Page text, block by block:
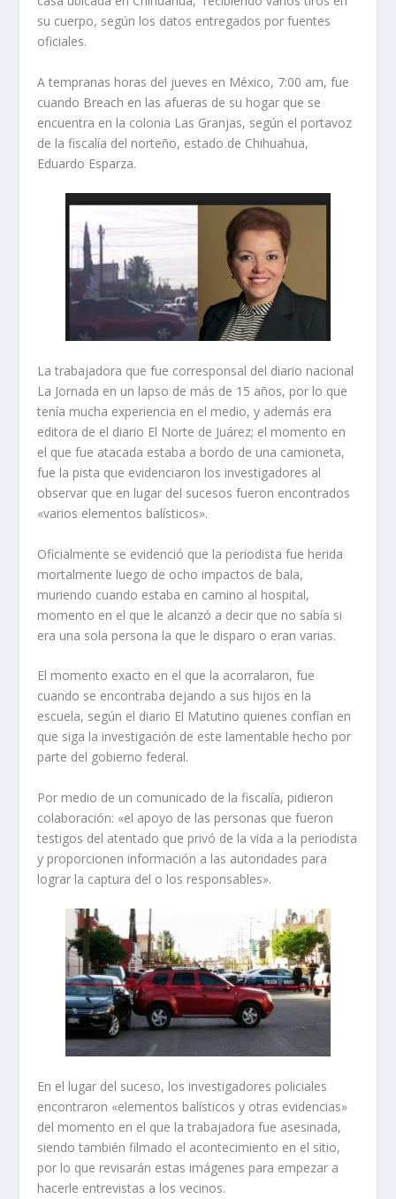
su cuerpo, según los datos entregados por fuentes
oficiales.
A tempranas horas del jueves en México, 7:00 am, fue
cuando Breach en las afueras de su hogar que se
encuentra en la colonia Las Granjas, según el portavoz
de la fiscalía del norteño, estado de Chihuahua,
Eduardo Esparza.
La trabajadora que fue corresponsal del diario nacional
La Jornada en un lapso de más de 15 años, por lo que
tenía mucha experiencia en el medio, y además era
editora de el diario El Norte de Juárez; el momento en
el que fue atacada estaba a bordo de una camioneta,
fue la pista que evidenciaron los investigadores al
observar que en lugar del sucesos fueron encontrados
«varios elementos balísticos».
Oficialmente se evidenció que la periodista fue herida
mortalmente luego de ocho impactos de bala,
muriendo cuando estaba en camino al hospital,
momento en el que le alcanzó a decir que no sabía si
era una sola persona la que le disparo o eran varias.
El momento exacto en el que la acorralaron, fue
cuando se encontraba dejando a sus hijos en la
escuela, según el diario El Matutino quienes confían en
que siga la investigación de este lamentable hecho por
parte del gobierno federal.
Por medio de un comunicado de la fiscalía, pidieron
colaboración: «el apoyo de las personas que fueron
testigos del atentado que privó de la vida a la periodista
y proporcionen información a las autoridades para
lograr la captura del o los responsables».
En el lugar del suceso, los investigadores policiales
encontraron «elementos balísticos y otras evidencias»
del momento en el que la trabajadora fue asesinada,
siendo también filmado el acontecimiento en el sitio,
por lo que revisarán estas imágenes para empezar a
hacerle entrevistas a los vecinos.